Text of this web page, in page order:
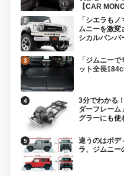
【CAR
「シエラも
ムニーを激変
シカルバンパ
「ジムニー
ット全長
3分でわかる
ダーフレーム
グラーにも使
違うのはボデ
ラ、ジムニー